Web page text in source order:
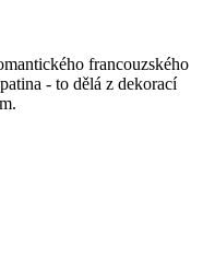
francouzského
- to dělá z dekorací